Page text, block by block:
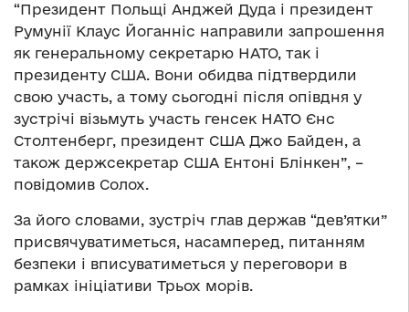
“Президент Польщі Анджей Дуда і президент
Румунії Клаус Йоганніс направили запрошення
як генеральному секретарю НАТО, так і
президенту США. Вони обидва підтвердили
свою участь, а тому сьогодні після опівдня у
зустрічі візьмуть участь генсек НАТО Єнс
Столтенберг, президент США Джо Байден, а
також держсекретар США Ентоні Блінкен”, –
повідомив Солох.
За його словами, зустріч глав держав “дев’ятки”
присвячуватиметься, насамперед, питанням
безпеки і вписуватиметься у переговори в
рамках ініціативи Трьох морів.